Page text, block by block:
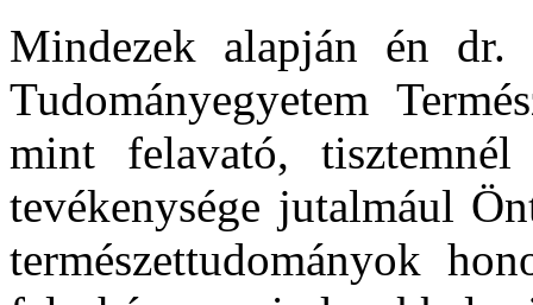
Mindezek alapján én
Tudományegyetem
mint felavató,
tevékenysége jutalmául
természettudományok